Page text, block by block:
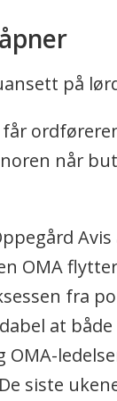
på
får
når
Avis
OMA
fra
at både
OMA-
siste